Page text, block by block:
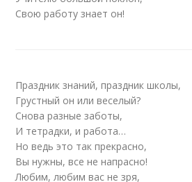
Свою работу знает он!
Праздник знаний, праздник школы,
Грустный он или веселый?
Снова разные заботы,
И тетрадки, и работа…
Но ведь это так прекрасно,
Вы нужны, все не напрасно!
Любим, любим вас не зря,